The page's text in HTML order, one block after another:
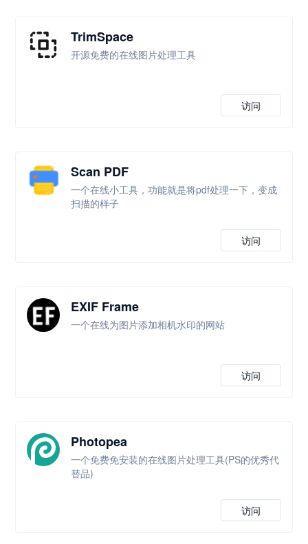
TrimSpace
开源免费的在线图片处理工具
访问
Scan PDF
一个在线小工具，功能就是将pdf处理一下，变成
扫描的样子
访问
EXIF Frame
一个在线为图片添加相机水印的网站
访问
Photopea
一个免费免安装的在线图片处理工具(PS的优秀代
替品)
访问